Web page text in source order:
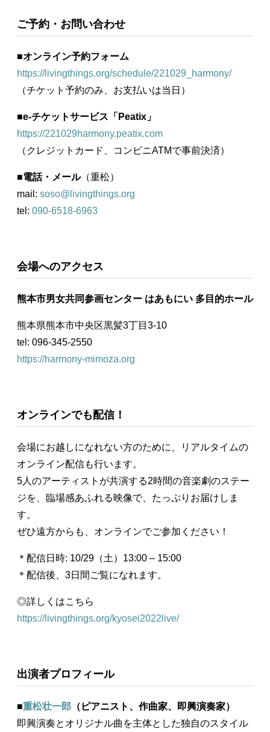
ご予約・お問い合わせ
■オンライン予約フォーム
https://livingthings.org/schedule/221029_harmony/
（チケット予約のみ、お支払いは当日）
■e-チケットサービス「Peatix」
https://221029harmony.peatix.com
（クレジットカード、コンビニATMで事前決済）
■電話・メール（重松）
mail: soso@livingthings.org
tel: 090-6518-6963
会場へのアクセス
熊本市男女共同参画センター はあもにい 多目的ホール
熊本県熊本市中央区黒髪3丁目3-10
tel: 096-345-2550
https://harmony-mimoza.org
オンラインでも配信！
会場にお越しになれない方のために、リアルタイムの
オンライン配信も行います。
5人のアーティストが共演する2時間の音楽劇のステー
ジを、臨場感あふれる映像で、たっぷりお届けしま
す。
ぜひ遠方からも、オンラインでご参加ください！
＊配信日時: 10/29（土）13:00 – 15:00
＊配信後、3日間ご覧になれます。
◎詳しくはこちら
https://livingthings.org/kyosei2022live/
出演者プロフィール
■重松壮一郎 （ピアニスト、作曲家、即興演奏家）
即興演奏とオリジナル曲を主体とした独自のスタイル